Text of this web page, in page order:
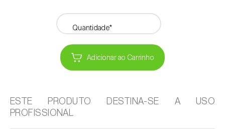
Quantidade*
Adicionar ao Carrinho
ESTE PRODUTO DESTINA-SE A USO
PROFISSIONAL